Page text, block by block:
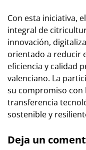
Con esta iniciativa,
integral de
innovación,
orientado a reducir
eficiencia y calidad
valenciano. La
su compromiso con
transferencia
sostenible y
Deja un